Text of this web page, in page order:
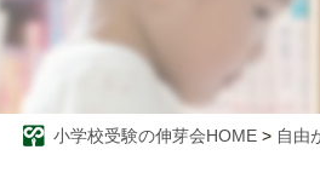
小学校受験の伸芽会HOME > 自由